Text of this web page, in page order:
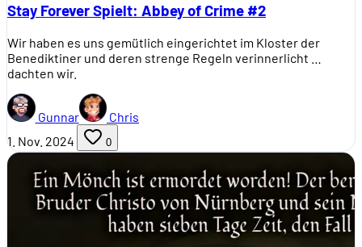
Stay Forever Spielt: Abbey of Crime #2
Wir haben es uns gemütlich eingerichtet im Kloster der
Benediktiner und deren strenge Regeln verinnerlicht …
dachten wir.
Gunnar
Chris
1. Nov. 2024
0